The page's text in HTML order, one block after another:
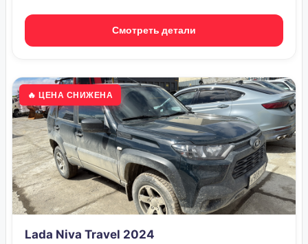
Смотреть детали
🔥 ЦЕНА СНИЖЕНА
Lada Niva Travel 2024